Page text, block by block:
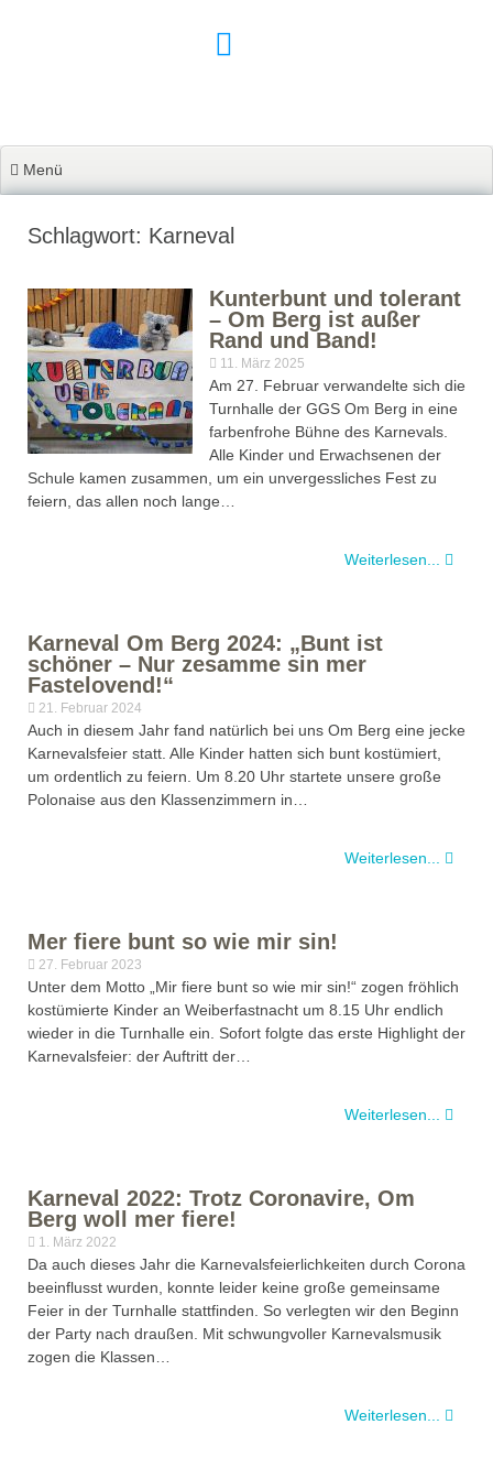
Menü
Schlagwort: Karneval
Kunterbunt und tolerant
– Om Berg ist außer
Rand und Band!
11. März 2025
Am 27. Februar verwandelte sich die
Turnhalle der GGS Om Berg in eine
farbenfrohe Bühne des Karnevals.
Alle Kinder und Erwachsenen der
Schule kamen zusammen, um ein unvergessliches Fest zu
feiern, das allen noch lange…
Weiterlesen...
Karneval Om Berg 2024: „Bunt ist
schöner – Nur zesamme sin mer
Fastelovend!“
21. Februar 2024
Auch in diesem Jahr fand natürlich bei uns Om Berg eine jecke
Karnevalsfeier statt. Alle Kinder hatten sich bunt kostümiert,
um ordentlich zu feiern. Um 8.20 Uhr startete unsere große
Polonaise aus den Klassenzimmern in…
Weiterlesen...
Mer fiere bunt so wie mir sin!
27. Februar 2023
Unter dem Motto „Mir fiere bunt so wie mir sin!“ zogen fröhlich
kostümierte Kinder an Weiberfastnacht um 8.15 Uhr endlich
wieder in die Turnhalle ein. Sofort folgte das erste Highlight der
Karnevalsfeier: der Auftritt der…
Weiterlesen...
Karneval 2022: Trotz Coronavire, Om
Berg woll mer fiere!
1. März 2022
Da auch dieses Jahr die Karnevalsfeierlichkeiten durch Corona
beeinflusst wurden, konnte leider keine große gemeinsame
Feier in der Turnhalle stattfinden. So verlegten wir den Beginn
der Party nach draußen. Mit schwungvoller Karnevalsmusik
zogen die Klassen…
Weiterlesen...